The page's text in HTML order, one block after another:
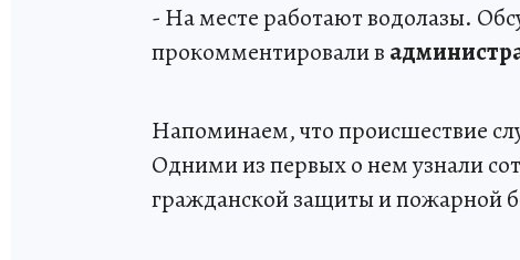
- На месте работают водолазы.
прокомментировали в
Напоминаем, что происшествие
Одними из первых о нем узнали
гражданской защиты и пожарной